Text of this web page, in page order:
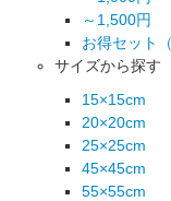
～1,500円
お得セット
サイズから探す
15×15cm
20×20cm
25×25cm
45×45cm
55×55cm